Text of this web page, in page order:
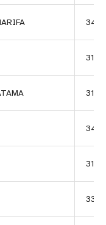
3476
3111
3189
3180
3322